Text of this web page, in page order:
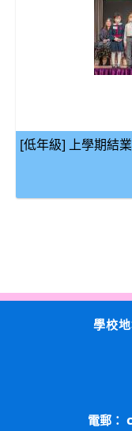
[低年級] 上學期結
學校
電郵：